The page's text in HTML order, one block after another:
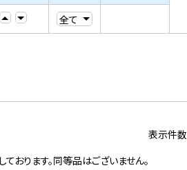
表示件数
ります。同等品はございません。